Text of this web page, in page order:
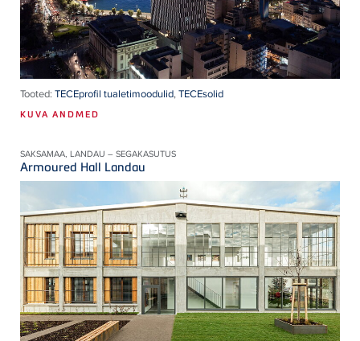
Tooted: TECEprofil tualetimoodulid,TECEsolid
KUVA ANDMED
SAKSAMAA, LANDAU – SEGAKASUTUS
Armoured Hall Landau